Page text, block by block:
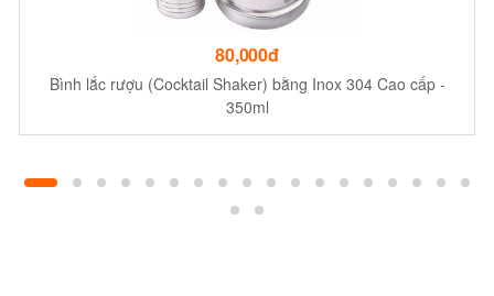
80,000đ
Bình lắc rượu (Cocktail Shaker) bằng Inox 304 Cao cấp -
350ml